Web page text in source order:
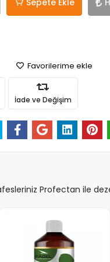
Sepete Ekle
Favorilerime ekle
İade ve Değişim
Profectan ile